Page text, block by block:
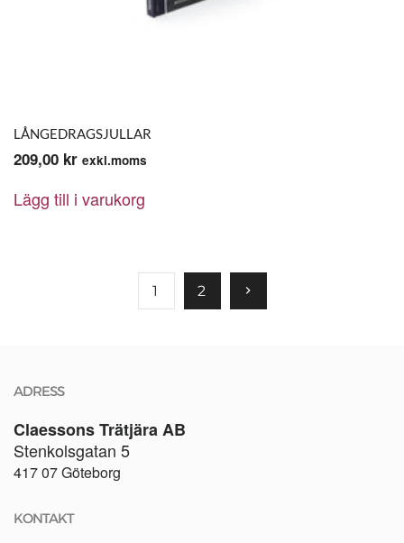
LÅNGEDRAGSJULLAR
209,00 kr exkl.moms
Lägg till i varukorg
1 2
ADRESS
Claessons Trätjära AB
Stenkolsgatan 5
417 07 Göteborg
KONTAKT